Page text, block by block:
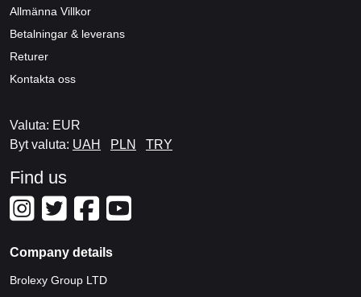
Allmänna Villkor
Betalningar & leverans
Returer
Kontakta oss
Valuta: EUR
Byt valuta: UAH PLN TRY
Find us
Company details
Brolexy Group LTD